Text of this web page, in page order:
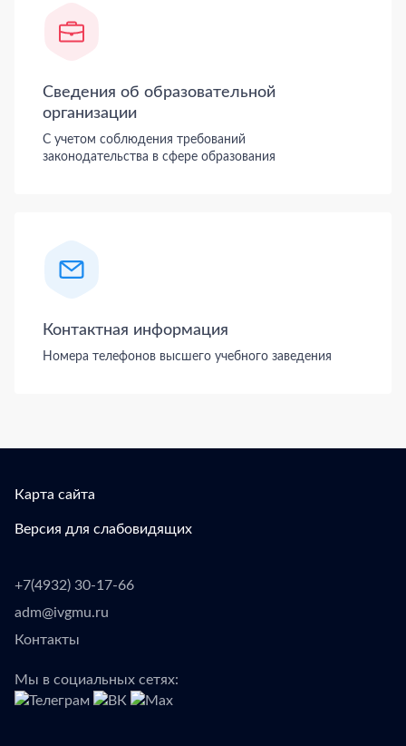
Сведения об образовательной
организации
С учетом соблюдения требований
законодательства в сфере образования
Контактная информация
Номера телефонов высшего учебного заведения
Карта сайта
Версия для слабовидящих
+7(4932) 30-17-66
adm@ivgmu.ru
Контакты
Мы в социальных сетях: